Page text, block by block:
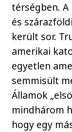
térségben.
és
került sor.
amerikai
egyetlen
semmisült
Államok
mindhárom
hogy egy